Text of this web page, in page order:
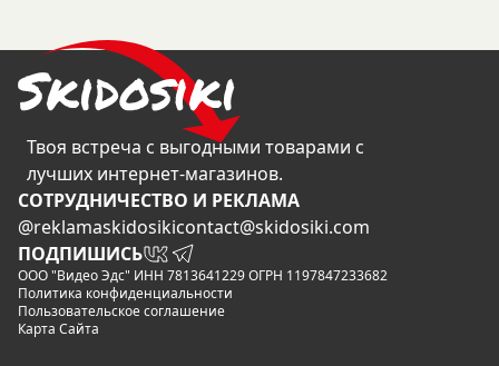
Твоя встреча с выгодными товарами с
лучших интернет-магазинов.
CОТРУДНИЧЕСТВО И РЕКЛАМА
@reklamaskidosikicontact@skidosiki.com
ПОДПИШИСЬ
ООО "Видео Эдс" ИНН 7813641229 ОГРН 1197847233682
Политика конфиденциальности
Пользовательское соглашение
Карта Сайта